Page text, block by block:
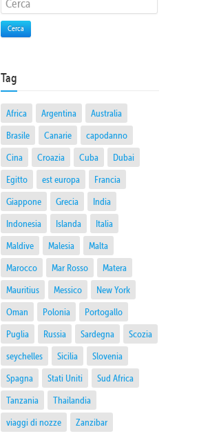
Cerca
Tag
Africa Argentina
Australia
Brasile
Canarie
capodanno
Cina
Croazia Cuba
Dubai
Egitto
est europa
Francia
Giappone
Grecia
India
Indonesia
Islanda
Italia
Maldive
Malesia
Malta
Marocco
Mar Rosso
Matera
Mauritius
Messico
New York
Oman
Polonia
Portogallo
Puglia
Russia Sardegna
Scozia
seychelles
Sicilia
Slovenia
Spagna
Stati Uniti
Sud Africa
Tanzania
Thailandia
viaggi di nozze
Zanzibar